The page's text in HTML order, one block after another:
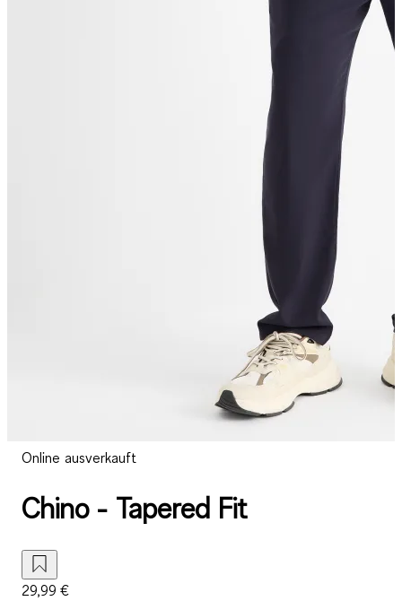
Online ausverkauft
Chino - Tapered Fit
29,99 €